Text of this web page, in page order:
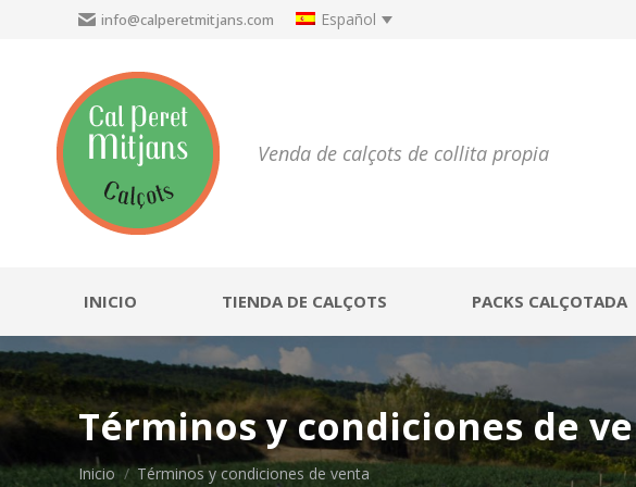
info@calperetmitjans.com Español
Venda de calçots de collita propia
INICIO TIENDA DE CALÇOTS PACKS CALÇOTADA
Términos y condiciones de
Estás aquí:
Inicio Términos y condiciones de venta